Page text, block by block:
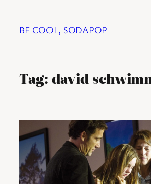
BE COOL, SODAPOP
Tag:david